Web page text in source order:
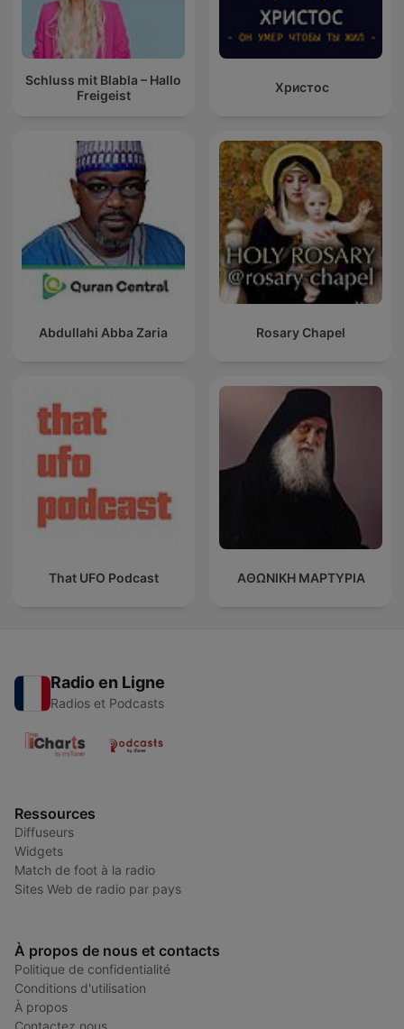
Schluss mit Blabla – Hallo
Freigeist
Христос
Abdullahi Abba Zaria Rosary Chapel
That UFO Podcast ΑΘΩΝΙΚΗ ΜΑΡΤΥΡΙΑ
Radio en Ligne
Radios et Podcasts
Ressources
Diffuseurs
Widgets
Match de foot à la radio
Sites Web de radio par pays
À propos de nous et contacts
Politique de confidentialité
Conditions d'utilisation
À propos